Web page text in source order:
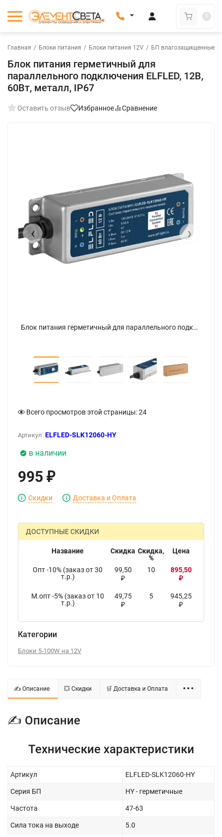
0
Главная / Блоки питания / Блоки питания 12V / БП влагозащищенные
Блок питания герметичный для
параллельного подключения ELFLED, 12В,
60Вт, металл, IP67
Оставить отзыв Избранное Сравнение
Блок питания герметичный для параллельного подключения ELFLED, 12В, 60Вт, металл, IP67 - фото
‹ ›
Всего просмотров этой страницы:24
Артикул: ELFLED-SLK12060-HY
в наличии
995 ₽
Скидки Доставка и Оплата
ДОСТУПНЫЕ СКИДКИ
Название Скидка Скидка,
%
Цена
Опт -10% (заказ от 30
т.р.)
99,50
₽
10 895,50
₽
М.опт -5% (заказ от 10
т.р.)
49,75
₽
5 945,25
₽
Категории
Блоки 5-100W на 12V
✍ Описание 💥 Скидки 🛒 Доставка и Оплата
✍ Описание
Технические характеристики
Артикул ELFLED-SLK12060-HY
Серия БП HY - герметичные
Частота 47-63
Сила тока на выходе 5.0